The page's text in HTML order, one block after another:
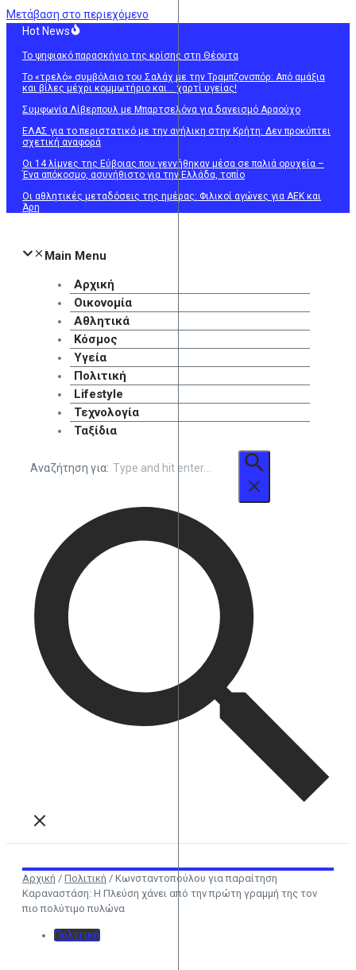
Μετάβαση στο περιεχόμενο
Hot News
Το ψηφιακό παρασκήνιο της κρίσης στη Θέουτα
Το «τρελό» συμβόλαιο του Σαλάχ με την Τραμπζονσπόρ: Από αμάξια
και βίλες μέχρι κομμωτήριο και… χαρτί υγείας!
Συμφωνία Λίβερπουλ με Μπαρτσελόνα για δανεισμό Αραούχο
ΕΛΑΣ για το περιστατικό με την ανήλικη στην Κρήτη: Δεν προκύπτει
σχετική αναφορά
Οι 14 λίμνες της Εύβοιας που γεννήθηκαν μέσα σε παλιά ορυχεία –
Ένα απόκοσμο, ασυνήθιστο για την Ελλάδα, τοπίο
Οι αθλητικές μεταδόσεις της ημέρας: Φιλικοί αγώνες για ΑΕΚ και
Άρη
Main Menu
Αρχική
Οικονομία
Αθλητικά
Κόσμος
Υγεία
Πολιτική
Lifestyle
Τεχνολογία
Ταξίδια
Αναζήτηση για:
Αρχική / Πολιτική / Κωνσταντοπούλου για παραίτηση
Καραναστάση: Η Πλεύση χάνει από την πρώτη γραμμή της τον
πιο πολύτιμο πυλώνα
Πολιτική